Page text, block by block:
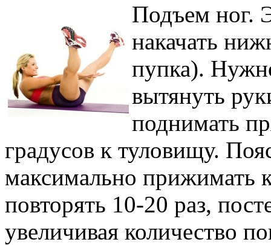
Подъем ног.
накачать
пупка).
вытянуть
поднимать
градусов к туловищу.
максимально прижимать
повторять 10-20 раз,
увеличивая количество